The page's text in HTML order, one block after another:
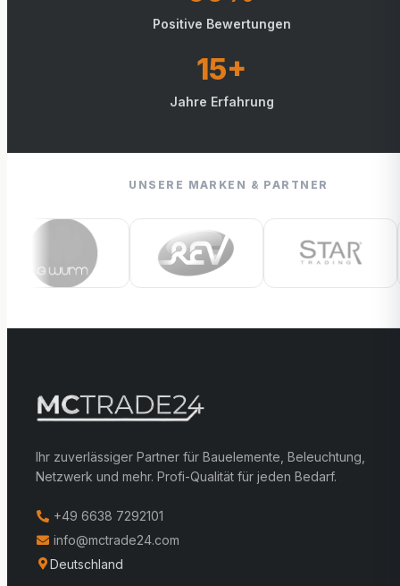
Positive Bewertungen
15+
Jahre Erfahrung
UNSERE MARKEN & PARTNER
Ihr zuverlässiger Partner für Bauelemente, Beleuchtung,
Netzwerk und mehr. Profi-Qualität für jeden Bedarf.
+49 6638 7292101
info@mctrade24.com
Deutschland